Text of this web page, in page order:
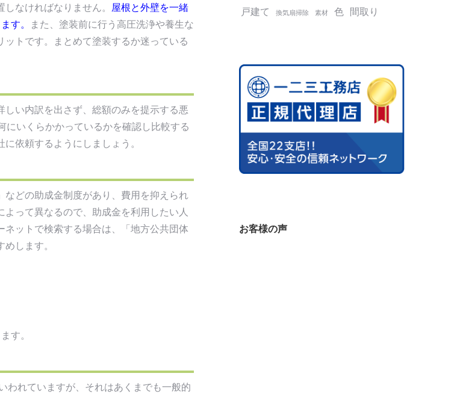
なければなりません。 屋根と外壁を一緒
す。
また、塗装前に行う高圧洗浄や養生な
トです。まとめて塗装するか迷っている
い内訳を出さず、総額のみを提示する悪
いくらかかっているかを確認し比較する
依頼するようにしましょう。
どの助成金制度があり、費用を抑えられ
って異なるので、助成金を利用したい人
ットで検索する場合は、「地方公共団体
します。
す。
われていますが、それはあくまでも一般的
戸建て 換気扇掃除 素材 色 間取り
お客様の声